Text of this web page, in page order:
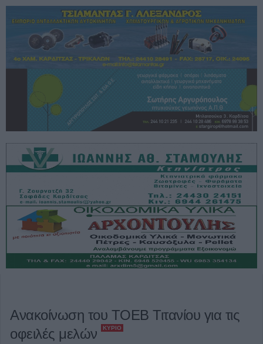
Ανακοίνωση του ΤΟΕΒ Τιτανίου για τις
οφειλές μελών
ΚΎΡΙΟ